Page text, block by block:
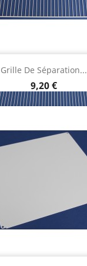
Grille De Séparation...
Prix
9,20 €